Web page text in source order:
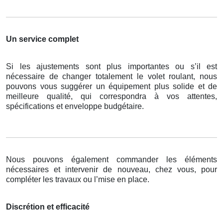
Un service complet
Si les ajustements sont plus importantes ou s’il est
nécessaire de changer totalement le volet roulant, nous
pouvons vous suggérer un équipement plus solide et de
meilleure qualité, qui correspondra à vos attentes,
spécifications et enveloppe budgétaire.
Nous pouvons également commander les éléments
nécessaires et intervenir de nouveau, chez vous, pour
compléter les travaux ou l’mise en place.
Discrétion et efficacité